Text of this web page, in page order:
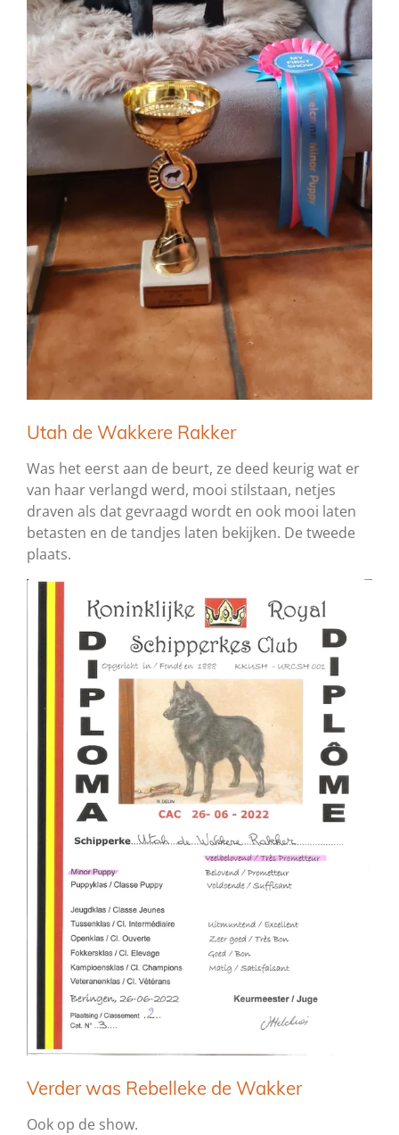
Utah de Wakkere Rakker
Was het eerst aan de beurt, ze deed keurig wat er
van haar verlangd werd, mooi stilstaan, netjes
draven als dat gevraagd wordt en ook mooi laten
betasten en de tandjes laten bekijken. De tweede
plaats.
Verder was Rebelleke de Wakker
Ook op de show.